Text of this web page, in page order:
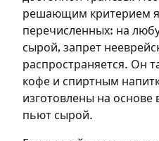
решающим критерием
перечисленных: на
сырой, запрет
распространяется. Он
кофе и спиртным
изготовлены на основе
пьют сырой.
на сайте
Чтобы делать
необходимо
Подписаться